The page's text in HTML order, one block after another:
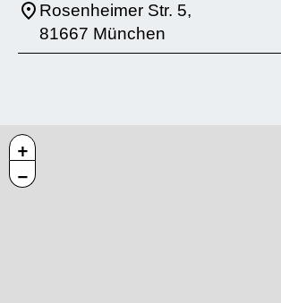
Rosenheimer Str. 5,
81667 München
+
−